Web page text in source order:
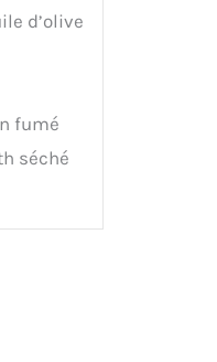
d’olive
fumé
séché